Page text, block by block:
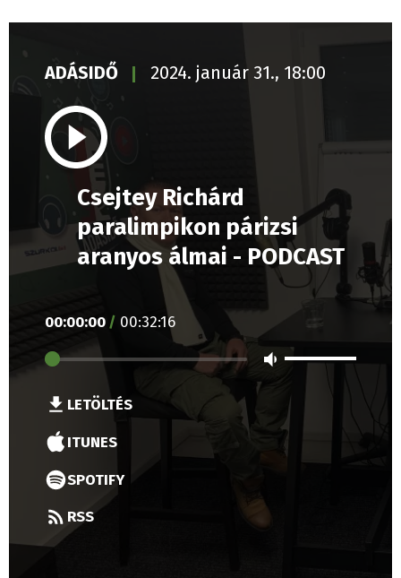
ADÁSIDŐ 2024. január 31., 18:00
Csejtey Richárd
paralimpikon párizsi
aranyos álmai - PODCAST
00:00:00 / 00:32:16
LETÖLTÉS
ITUNES
SPOTIFY
RSS